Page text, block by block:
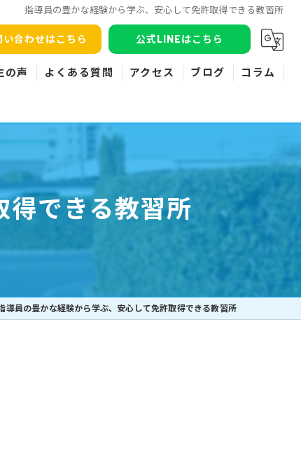
指導員の豊かな経験から学ぶ、安心して免許取得できる教習所
い合わせはこちら 公式LINEはこちら
の声 よくある質問 アクセス ブログ コラム
得できる教習所
導員の豊かな経験から学ぶ、安心して免許取得できる教習所